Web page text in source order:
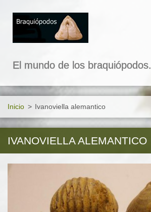
El mundo de los braquiópodos.
Inicio > Ivanoviella alemantico
IVANOVIELLA ALEMANTICO